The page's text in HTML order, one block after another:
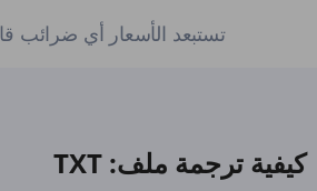
تستبعد الأسعار أي ضرائب
كيفية ترجمة ملف: TXT